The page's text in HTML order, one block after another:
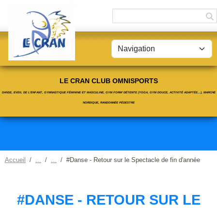
LE CRAN CLUB OMNISPORTS
DANSE, EVEIL DE L'ENFANT, GYMNASTIQUE FÉMININE ET MASCULINE, GYM FORM' DÉTENTE (YOGA, GYM DOUCE, ACTIVITÉ ADAPTÉE...), MARCHE
NORDIQUE, RANDONNÉE PÉDESTRE
Accueil #Danse - Retour sur le Spectacle de fin d'année
#DANSE - RETOUR SUR LE